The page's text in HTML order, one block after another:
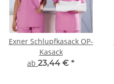
Exner Schlupfkasack OP-
Kasack
ab 23,44 € *